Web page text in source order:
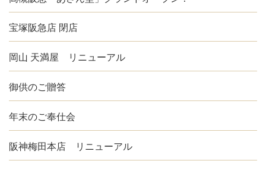
宝塚阪急店 閉店
岡山 天満屋 リニューアル
御供のご贈答
年末のご奉仕会
阪神梅田本店 リニューアル